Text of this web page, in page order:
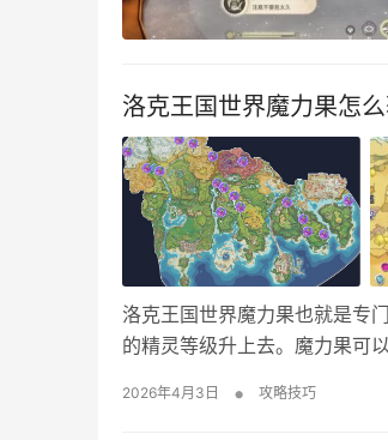
洛克王国世界魔力果怎么
洛克王国世界魔力果也就是专
的精灵等级升上去。魔力果可
收完一共85个共计42W经验。
2026年4月3日 • 攻略技巧